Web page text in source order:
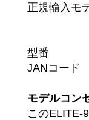
正規輸入モ
型番
JANコー
モデルコン
このELITE-